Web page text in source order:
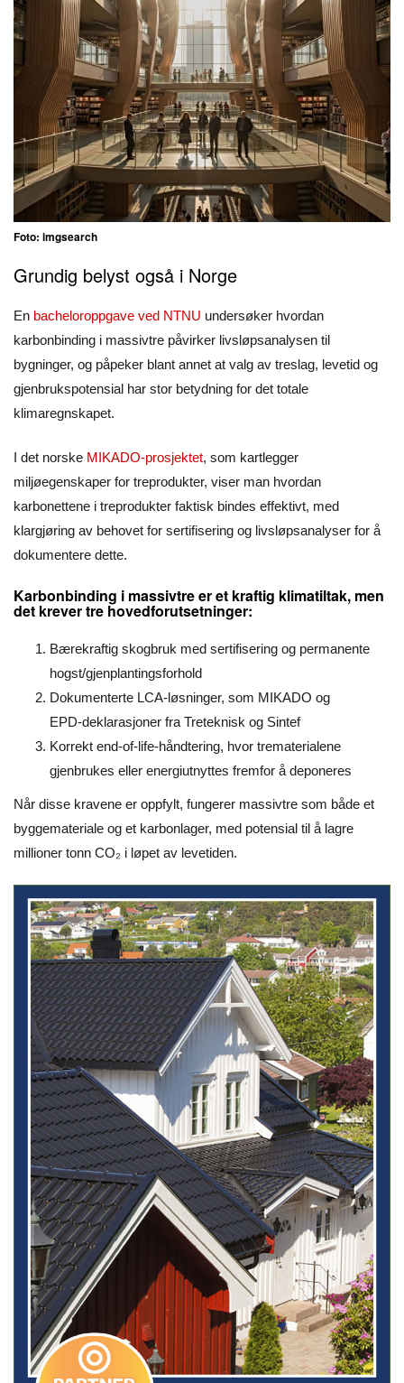
Foto: imgsearch
Grundig belyst også i Norge
En bacheloroppgave ved NTNU undersøker hvordan
karbonbinding i massivtre påvirker livsløpsanalysen til
bygninger, og påpeker blant annet at valg av treslag, levetid og
gjenbrukspotensial har stor betydning for det totale
klimaregnskapet.
I det norske MIKADO-prosjektet, som kartlegger
miljøegenskaper for treprodukter, viser man hvordan
karbonettene i treprodukter faktisk bindes effektivt, med
klargjøring av behovet for sertifisering og livsløpsanalyser for å
dokumentere dette.
Karbonbinding i massivtre er et kraftig klimatiltak, men
det krever tre hovedforutsetninger:
Bærekraftig skogbruk med sertifisering og permanente
hogst/gjenplantingsforhold
Dokumenterte LCA-løsninger, som MIKADO og
EPD‑deklarasjoner fra Treteknisk og Sintef
Korrekt end-of-life-håndtering, hvor trematerialene
gjenbrukes eller energiutnyttes fremfor å deponeres
Når disse kravene er oppfylt, fungerer massivtre som både et
byggemateriale og et karbonlager, med potensial til å lagre
millioner tonn CO₂ i løpet av levetiden.